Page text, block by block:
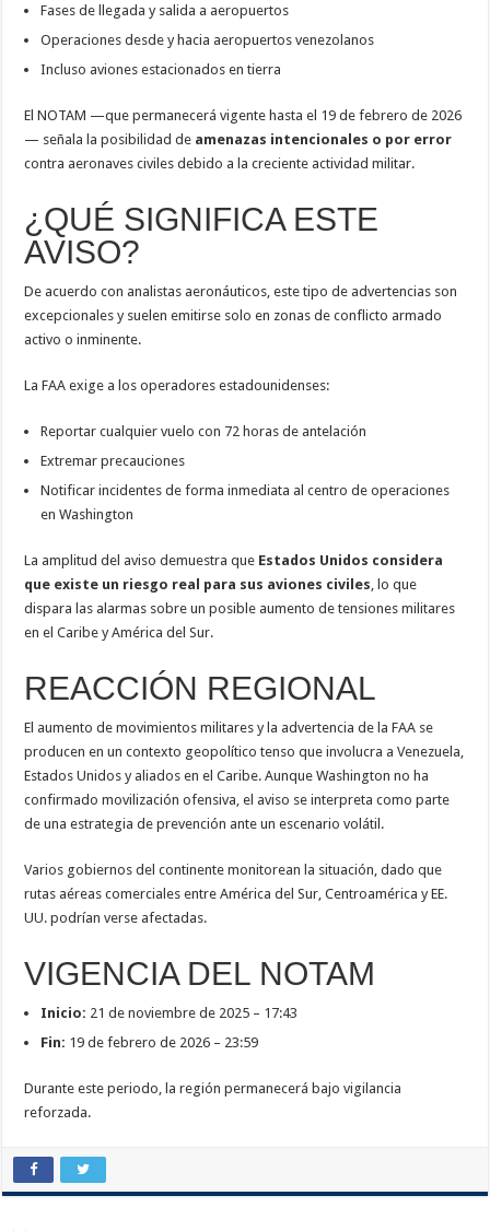
Fases de llegada y salida a aeropuertos
Operaciones desde y hacia aeropuertos venezolanos
Incluso aviones estacionados en tierra
El NOTAM —que permanecerá vigente hasta el 19 de febrero de 2026
— señala la posibilidad de amenazas intencionales o por error
contra aeronaves civiles debido a la creciente actividad militar.
¿QUÉ SIGNIFICA ESTE
AVISO?
De acuerdo con analistas aeronáuticos, este tipo de advertencias son
excepcionales y suelen emitirse solo en zonas de conflicto armado
activo o inminente.
La FAA exige a los operadores estadounidenses:
Reportar cualquier vuelo con 72 horas de antelación
Extremar precauciones
Notificar incidentes de forma inmediata al centro de operaciones
en Washington
La amplitud del aviso demuestra que Estados Unidos considera
que existe un riesgo real para sus aviones civiles , lo que
dispara las alarmas sobre un posible aumento de tensiones militares
en el Caribe y América del Sur.
REACCIÓN REGIONAL
El aumento de movimientos militares y la advertencia de la FAA se
producen en un contexto geopolítico tenso que involucra a Venezuela,
Estados Unidos y aliados en el Caribe. Aunque Washington no ha
confirmado movilización ofensiva, el aviso se interpreta como parte
de una estrategia de prevención ante un escenario volátil.
Varios gobiernos del continente monitorean la situación, dado que
rutas aéreas comerciales entre América del Sur, Centroamérica y EE.
UU. podrían verse afectadas.
VIGENCIA DEL NOTAM
Inicio: 21 de noviembre de 2025 – 17:43
Fin: 19 de febrero de 2026 – 23:59
Durante este periodo, la región permanecerá bajo vigilancia
reforzada.